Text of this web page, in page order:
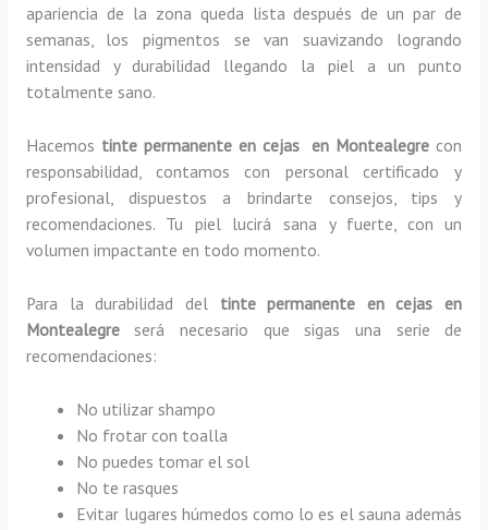
apariencia de la zona queda lista después de un par de
semanas, los pigmentos se van suavizando logrando
intensidad y durabilidad llegando la piel a un punto
totalmente sano.
Hacemos tinte permanente en cejas en Montealegre con
responsabilidad, contamos con personal certificado y
profesional, dispuestos a brindarte consejos, tips y
recomendaciones. Tu piel lucirá sana y fuerte, con un
volumen impactante en todo momento.
Para la durabilidad del tinte permanente en cejas en
Montealegre será necesario que sigas una serie de
recomendaciones:
No utilizar shampo
No frotar con toalla
No puedes tomar el sol
No te rasques
Evitar lugares húmedos como lo es el sauna además